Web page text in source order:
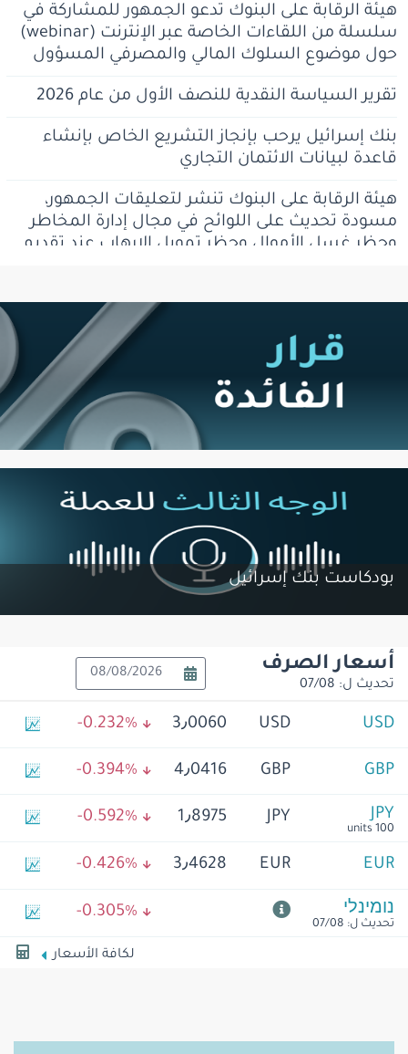
هيئة الرقابة على البنوك تدعو الجمهور للمشاركة في
سلسلة من اللقاءات الخاصة عبر الإنترنت (webinar)
حول موضوع السلوك المالي والمصرفي المسؤول
تقرير السياسة النقدية للنصف الأول من عام 2026
بنك إسرائيل يرحب بإنجاز التشريع الخاص بإنشاء
قاعدة لبيانات الائتمان التجاري
هيئة الرقابة على البنوك تنشر لتعليقات الجمهور،
مسودة تحديث على اللوائح في مجال إدارة المخاطر
وحظر غسل الأموال وحظر تمويل الإرهاب عند تقديم
بودكاست بنك إسرائيل
أسعار الصرف
تحديث ل: 07/08
USD
USD 3٫0060 انخفاض
‎-0.232%
GBP
GBP 4٫0416 انخفاض
‎-0.394%
JPY
100 units
JPY 1٫8975 انخفاض
‎-0.592%
EUR
EUR 3٫4628 انخفاض
‎-0.426%
נומינלי
تحديث ل: 07/08
انخفاض
‎-0.305%
لكافة الأسعار